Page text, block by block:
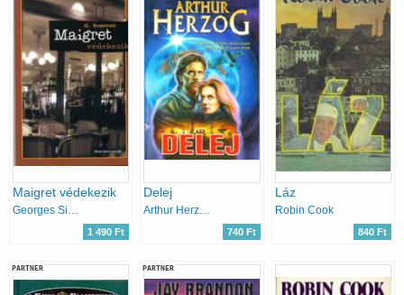
Maigret védekezik
Georges Simenon
1 490 Ft
Delej
Arthur Herzog
740 Ft
Láz
Robin Cook
840 Ft
PARTNER PARTNER